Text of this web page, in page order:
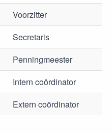
Voorzitter
Secretaris
Penningmeester
Intern coördinator
Extern coördinator